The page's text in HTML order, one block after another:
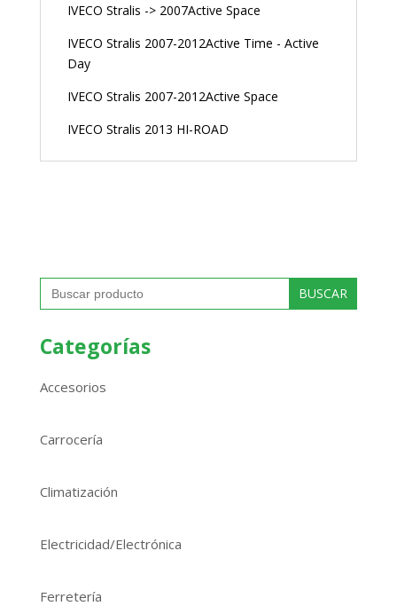
IVECO Stralis -> 2007Active Space
IVECO Stralis 2007-2012Active Time - Active
Day
IVECO Stralis 2007-2012Active Space
IVECO Stralis 2013 HI-ROAD
Buscar:
Categorías
Accesorios
Carrocería
Climatización
Electricidad/Electrónica
Ferretería